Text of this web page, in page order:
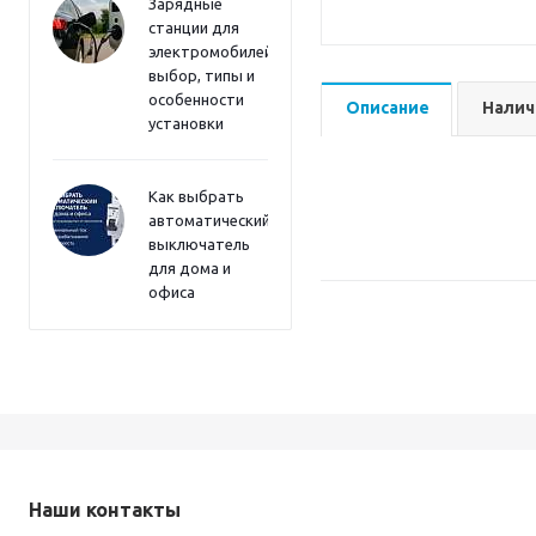
Зарядные
станции для
электромобилей:
выбор, типы и
особенности
установки
Как выбрать
автоматический
выключатель
для дома и
офиса
Описание
Наши контакты